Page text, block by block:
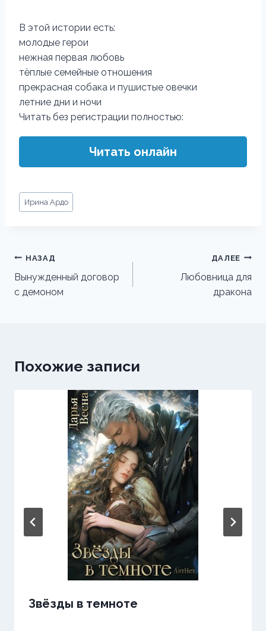
В этой истории есть:
молодые герои
нежная первая любовь
тёплые семейные отношения
прекрасная собака и пушистые овечки
летние дни и ночи
Читать без регистрации полностью:
Читать онлайн
Метки
записи:
Ирина Ардо
Навигация
по
записям
НАЗАД
Вынужденный договор
с демоном
ДАЛЕЕ
Любовница для
дракона
Похожие записи
Звёзды в темноте